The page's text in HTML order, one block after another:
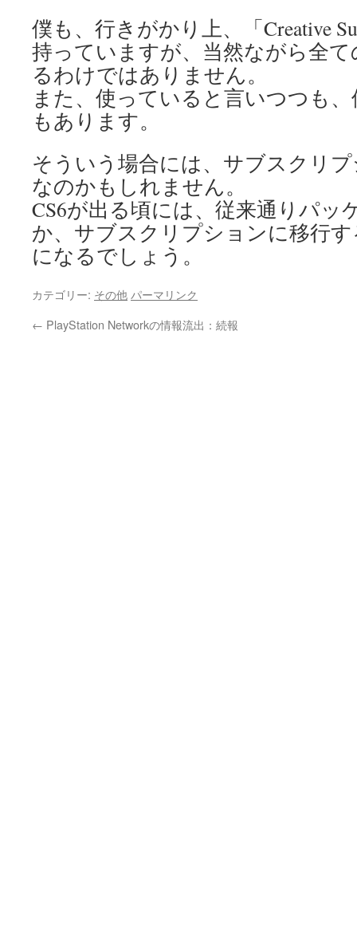
僕も、行きがかり上、「Creative
持っていますが、当然ながら全
るわけではありません。
また、使っていると言いつつも
もあります。
そういう場合には、サブスクリ
なのかもしれません。
CS6が出る頃には、従来通りパッ
か、サブスクリプションに移行
になるでしょう。
カテゴリー: その他 パーマリンク
← PlayStation Networkの情報流出：続報